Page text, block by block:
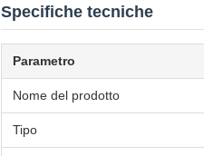
Specifiche tecniche
Parametro
Nome del prodotto
Tipo